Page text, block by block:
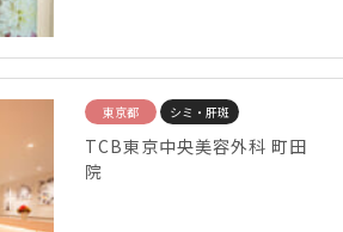
東京都 シミ・肝斑
TCB東京中央美容外科 町田
院